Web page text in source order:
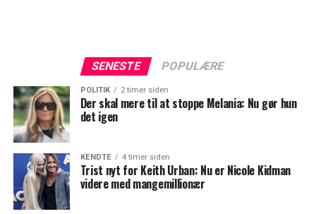
SENESTE POPULÆRE
POLITIK 2 timer siden
Der skal mere til at stoppe Melania: Nu gør hun
det igen
KENDTE 4 timer siden
Trist nyt for Keith Urban: Nu er Nicole Kidman
videre med mangemillionær